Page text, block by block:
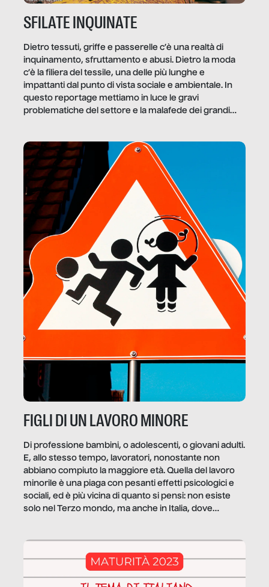
SFILATE INQUINATE
Dietro tessuti, griffe e passerelle c’è una realtà di
inquinamento, sfruttamento e abusi. Dietro la moda
c’è la filiera del tessile, una delle più lunghe e
impattanti dal punto di vista sociale e ambientale. In
questo reportage mettiamo in luce le gravi
problematiche del settore e la malafede dei grandi
FIGLI DI UN LAVORO MINORE
Di professione bambini, o adolescenti, o giovani adulti.
E, allo stesso tempo, lavoratori, nonostante non
abbiano compiuto la maggiore età. Quella del lavoro
minorile è una piaga con pesanti effetti psicologici e
sociali, ed è più vicina di quanto si pensi: non esiste
solo nel Terzo mondo, ma anche in Italia, dove